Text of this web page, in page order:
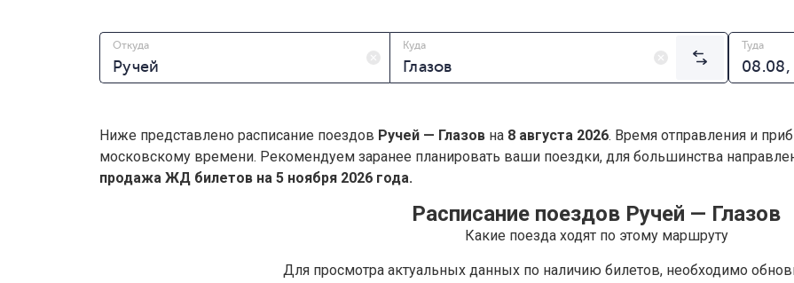
Откуда Куда Туда
Ниже представлено расписание поездов Ручей — Глазов на 8 августа 2026. Время отправления и
московскому времени. Рекомендуем заранее планировать ваши поездки, для большинства
продажа ЖД билетов на 5 ноября 2026 года.
Расписание поездов Ручей — Глазов
Какие поезда ходят по этому маршруту
Для просмотра актуальных данных по наличию билетов, необходимо